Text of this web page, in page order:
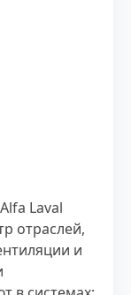
Laval
отраслей,
и